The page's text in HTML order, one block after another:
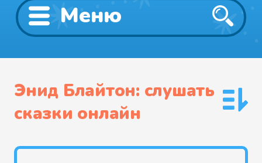
Меню
Энид Блайтон: слушать
сказки онлайн